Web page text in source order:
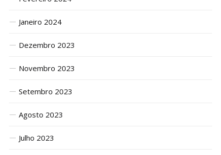
Janeiro 2024
Dezembro 2023
Novembro 2023
Setembro 2023
Agosto 2023
Julho 2023